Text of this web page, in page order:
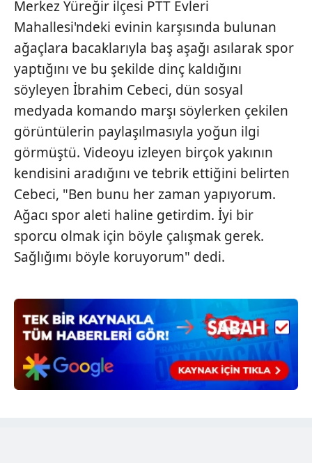
kılınması ve kişiselleştirilmesi ve sizlere yönelik
reklam/pazarlama faaliyetlerinin yapılması, amaçlarıyla
sınırlı olarak açık rızanız dahilinde kullanılacaktır.
Çerezlere ilişkin tercihlerinizi aşağıda yer alan panel
vasıtasıyla belirleyebilirsiniz. Çerezlere ilişkin detaylı bilgi
için Ayarlar butonuna tıklayabilir, Çerez Bilgilendirme
Metnimiziziyaret edebilirsiniz.
6698 sayılı Kişisel Verilerin Korunması Kanunu uyarınca
hazırlanmış Aydınlatma Metnimizi okumak ve sitemizde
ilgili mevzuata uygun olarak kullanılan çerezlerle ilgili bilgi
almak için lütfentıklayınız.
Merkez Yüreğir ilçesi PTT Evleri
Mahallesi'ndeki evinin karşısında bulunan
ağaçlara bacaklarıyla baş aşağı asılarak spor
yaptığını ve bu şekilde dinç kaldığını
söyleyen İbrahim Cebeci, dün sosyal
medyada komando marşı söylerken çekilen
görüntülerin paylaşılmasıyla yoğun ilgi
görmüştü. Videoyu izleyen birçok yakının
kendisini aradığını ve tebrik ettiğini belirten
Cebeci, "Ben bunu her zaman yapıyorum.
Ağacı spor aleti haline getirdim. İyi bir
sporcu olmak için böyle çalışmak gerek.
Sağlığımı böyle koruyorum" dedi.